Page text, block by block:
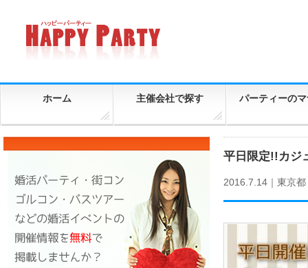
ホーム 主催会社で探す パーティーの
平日限定!!カジ
2016.7.14｜ 東京都